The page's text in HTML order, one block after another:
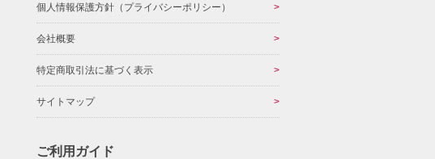
個人情報保護方針（プライバシーポリシー）
会社概要
特定商取引法に基づく表示
サイトマップ
ご利用ガイド